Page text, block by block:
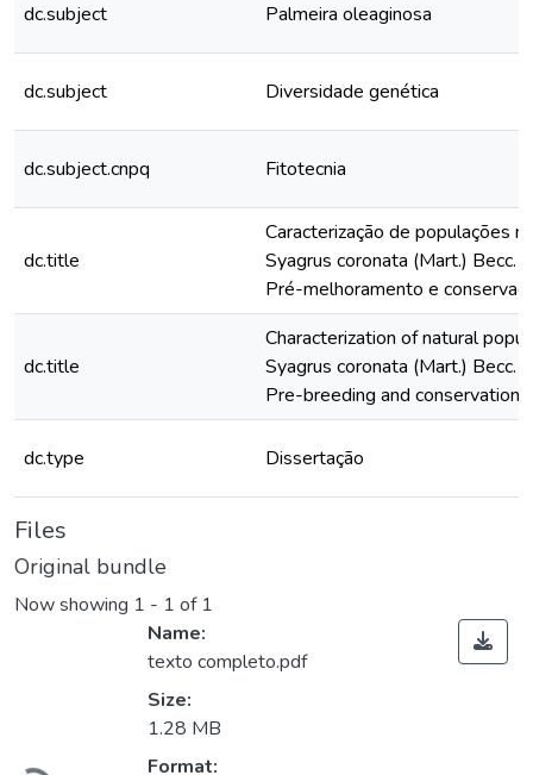
dc.subject Palmeira oleaginosa
dc.subject Diversidade genética
dc.subject.cnpq Fitotecnia
dc.title
Caracterização de populações
Syagrus coronata (Mart.) Becc.
Pré-melhoramento e
dc.title
Characterization of natural
Syagrus coronata (Mart.) Becc.
Pre-breeding and conservation
dc.type Dissertação
Files
Original bundle
Now showing 1 - 1 of 1
Name:
texto completo.pdf
Size:
1.28 MB
Format: